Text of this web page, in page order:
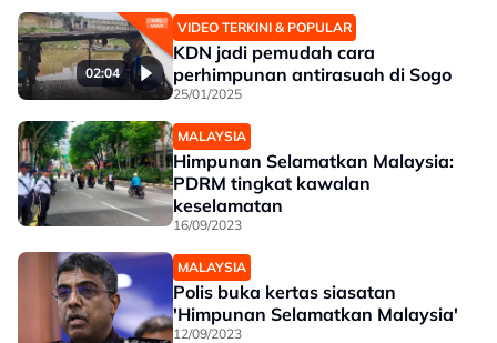
02:04
VIDEO TERKINI & POPULAR
KDN jadi pemudah cara
perhimpunan antirasuah di Sogo
25/01/2025
MALAYSIA
Himpunan Selamatkan Malaysia:
PDRM tingkat kawalan
keselamatan
16/09/2023
MALAYSIA
Polis buka kertas siasatan
'Himpunan Selamatkan Malaysia'
12/09/2023